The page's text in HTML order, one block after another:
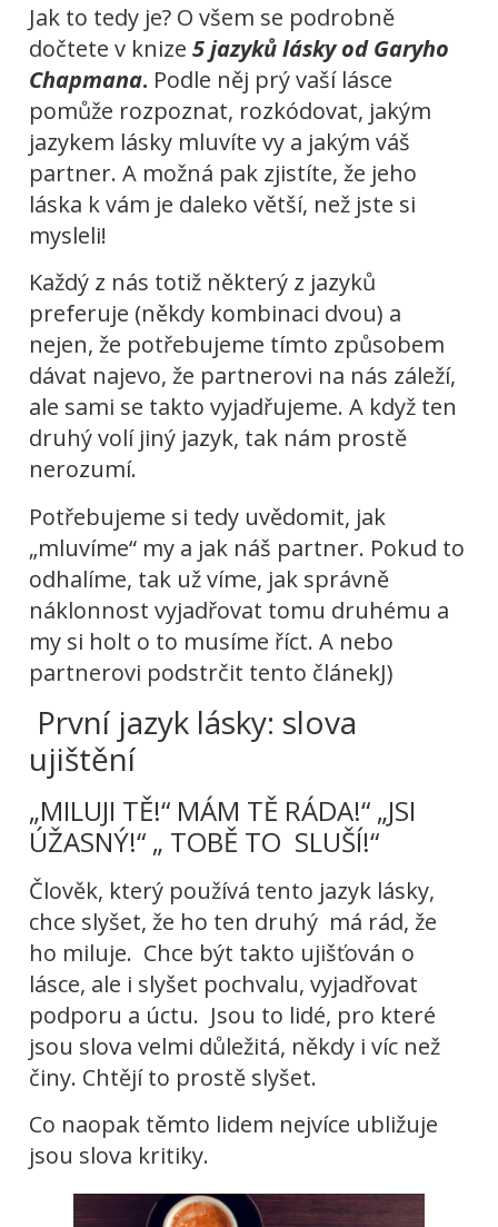
Jak to tedy je? O všem se podrobně
dočtete v knize 5 jazyků lásky od Garyho
Chapmana. Podle něj prý vaší lásce
pomůže rozpoznat, rozkódovat, jakým
jazykem lásky mluvíte vy a jakým váš
partner. A možná pak zjistíte, že jeho
láska k vám je daleko větší, než jste si
mysleli!
Každý z nás totiž některý z jazyků
preferuje (někdy kombinaci dvou) a
nejen, že potřebujeme tímto způsobem
dávat najevo, že partnerovi na nás záleží,
ale sami se takto vyjadřujeme. A když ten
druhý volí jiný jazyk, tak nám prostě
nerozumí.
Potřebujeme si tedy uvědomit, jak
„mluvíme“ my a jak náš partner. Pokud to
odhalíme, tak už víme, jak správně
náklonnost vyjadřovat tomu druhému a
my si holt o to musíme říct. A nebo
partnerovi podstrčit tento článekJ)
První jazyk lásky: slova
ujištění
„MILUJI TĚ!“ MÁM TĚ RÁDA!“ „JSI
ÚŽASNÝ!“ „ TOBĚ TO SLUŠÍ!“
Člověk, který používá tento jazyk lásky,
chce slyšet, že ho ten druhý má rád, že
ho miluje. Chce být takto ujišťován o
lásce, ale i slyšet pochvalu, vyjadřovat
podporu a úctu. Jsou to lidé, pro které
jsou slova velmi důležitá, někdy i víc než
činy. Chtějí to prostě slyšet.
Co naopak těmto lidem nejvíce ubližuje
jsou slova kritiky.